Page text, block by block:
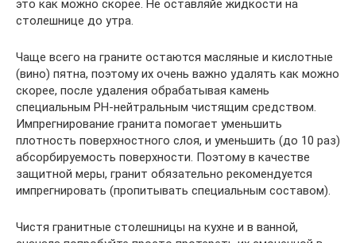
это как можно скорее. Не оставляйе жидкости на
столешнице до утра.
Чаще всего на граните остаются масляные и кислотные
(вино) пятна, поэтому их очень важно удалять как можно
скорее, после удаления обрабатывая камень
специальным PH-нейтральным чистящим средством.
Импрегнирование гранита помогает уменьшить
плотность поверхностного слоя, и уменьшить (до 10 раз)
абсорбируемость поверхности. Поэтому в качестве
защитной меры, гранит обязательно рекомендуется
импрегнировать (пропитывать специальным составом).
Чистя гранитные столешницы на кухне и в ванной,